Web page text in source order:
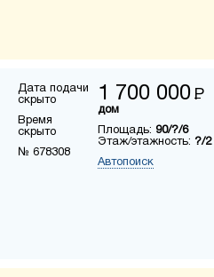
Дата подачи
скрыто
Время
скрыто
№ 678308
1 700 000 Р
дом
Площадь: 90/?/6
Этаж/этажность: ?/2
Автопоиск